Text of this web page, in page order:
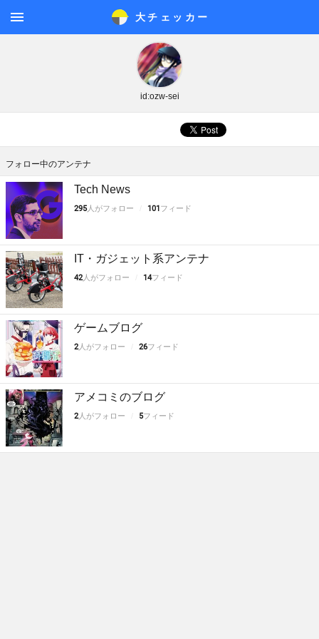
大チェッカ ー
メニ
id:ozw-sei
フォロー中のアンテナ
Tech News
295人がフォロー 101フィード
IT・ガジェット系アンテナ
42 人がフォロー 14フィード
ゲームブログ
2 人がフォロー 26フィード
アメコミのブログ
2 人がフォロー 5フィード